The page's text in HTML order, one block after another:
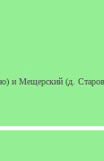
Мещерский (д.